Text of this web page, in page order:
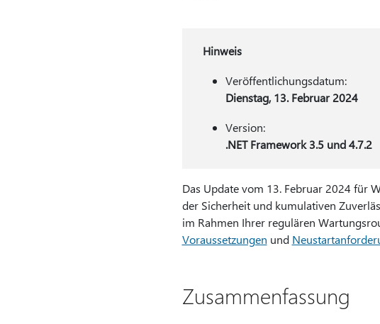
Hinweis
Veröffentlichungsdatum:
Dienstag, 13. Februar 2024
Version:
.NET Framework 3.5 und 4.7.2
Das Update vom 13. Februar 2024 für
der Sicherheit und kumulativen
im Rahmen Ihrer regulären
Voraussetzungen und
Zusammenfassung